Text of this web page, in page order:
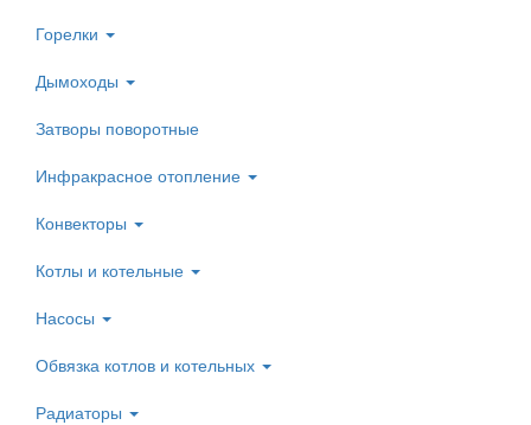
Горелки
Дымоходы
Затворы поворотные
Инфракрасное отопление
Конвекторы
Котлы и котельные
Насосы
Обвязка котлов и котельных
Радиаторы